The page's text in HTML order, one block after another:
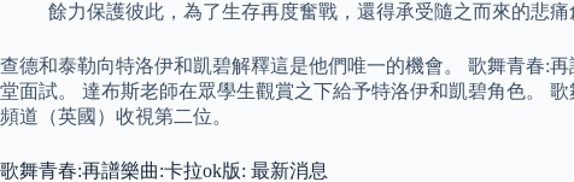
餘力保護彼此，為了生存再度奮戰，還得承受隨之而來的悲痛
查德和泰勒向特洛伊和凱碧解釋這是他們唯一的機會。 歌舞青春:
堂面試。 達布斯老師在眾學生觀賞之下給予特洛伊和凱碧角色。
頻道（英國）收視第二位。
歌舞青春:再譜樂曲:卡拉ok版: 最新消息